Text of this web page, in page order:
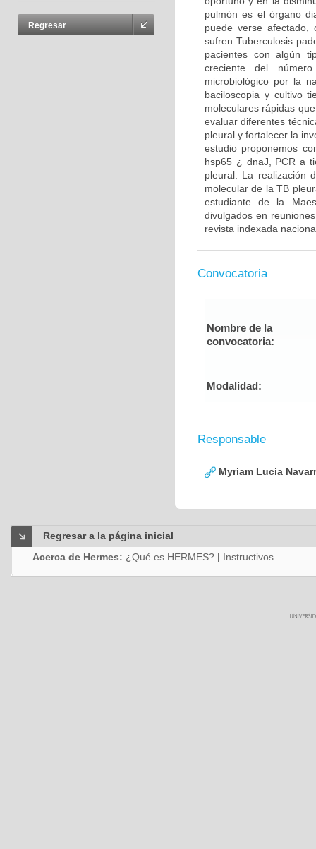
Regresar
pulmón es el órgano
puede verse
sufren Tuberculosis
pacientes con algún
creciente del
microbiológico por la
baciloscopia y cultivo
moleculares rápidas
evaluar diferentes
pleural y fortalecer la
estudio proponemos
hsp65 ¿ dnaJ, PCR a
pleural. La realización
molecular de la TB
estudiante de la
divulgados en
revista indexada
Convocatoria
Nombre de la
convocatoria:
Modalidad:
Responsable
Myriam Lucia
Regresar a la página inicial
Acerca de Hermes: ¿Qué es HERMES? | Instructivos